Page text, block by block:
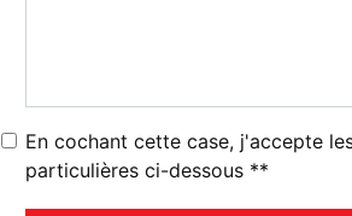
En cochant cette case, j'accepte
particulières ci-dessous **